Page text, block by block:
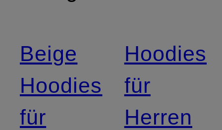
Beige
Hoodies
für
Hoodies
für
Herren